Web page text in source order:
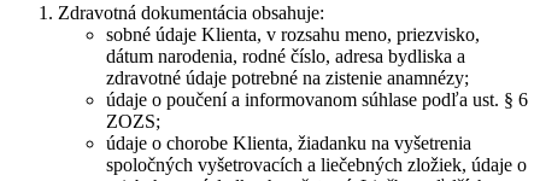
Zdravotná dokumentácia obsahuje:
sobné údaje Klienta, v rozsahu meno, priezvisko,
dátum narodenia, rodné číslo, adresa bydliska a
zdravotné údaje potrebné na zistenie anamnézy;
údaje o poučení a informovanom súhlase podľa ust. § 6
ZOZS;
údaje o chorobe Klienta, žiadanku na vyšetrenia
spoločných vyšetrovacích a liečebných zložiek, údaje o